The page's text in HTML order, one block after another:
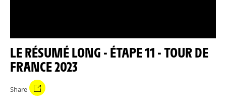
LE RÉSUMÉ LONG - ÉTAPE 11 - TOUR DE
FRANCE 2023
Share